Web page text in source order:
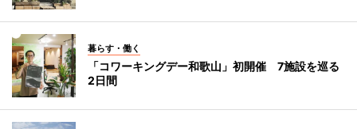
暮らす・働く
「コワーキングデー和歌山」初開催 7施設を巡る
2日間